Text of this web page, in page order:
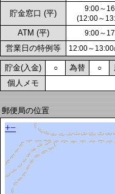
貯金窓口 (平)
9:00～
(12:00～
ATM (平) 9:00～
営業日の特例等 12:00～
貯金(入金) ○ 為替 ○
個人メモ
郵便局の位置